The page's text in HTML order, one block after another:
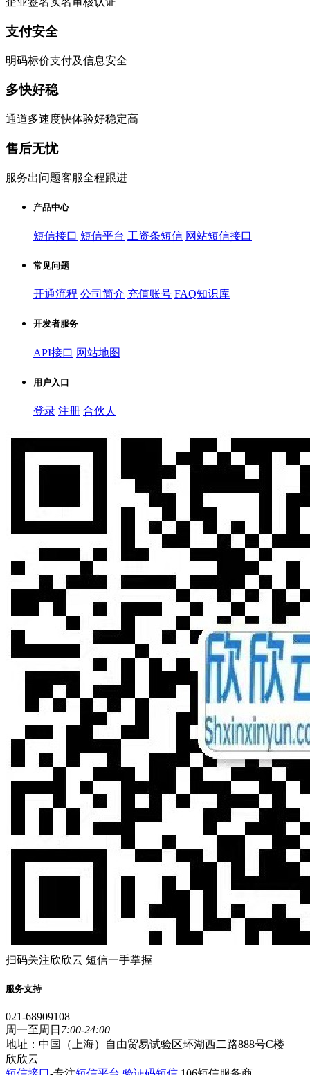
支付安全
明码标价支付及信息安全
多快好稳
通道多速度快体验好稳定高
售后无忧
服务出问题客服全程跟进
产品中心
短信接口 短信平台 工资条短信 网站短信接口
常见问题
开通流程 公司简介 充值账号 FAQ知识库
开发者服务
API接口 网站地图
用户入口
登录 注册 合伙人
扫码关注欣欣云 短信一手掌握
服务支持
021-68909108
周一至周日 7:00-24:00
地址：中国（上海）自由贸易试验区环湖西二路888号C楼
欣欣云